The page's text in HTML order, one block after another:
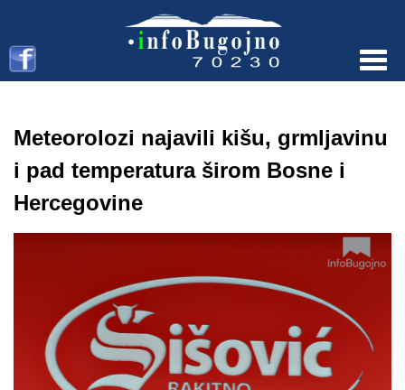
Meteorolozi najavili kišu, grmljavinu
i pad temperatura širom Bosne i
Hercegovine